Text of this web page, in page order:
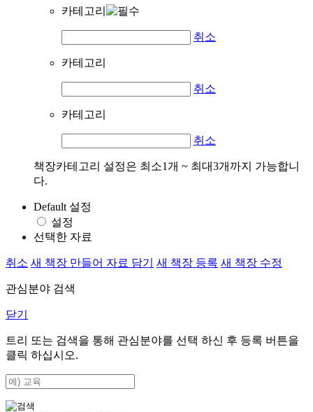
카테고리
취소
카테고리
취소
카테고리
취소
책장카테고리 설정은 최소1개 ~ 최대3개까지 가능합니
다.
Default 설정
설정
선택한 자료
취소 새 책장 만들어 자료 담기 새 책장 등록 새 책장 수정
관심분야 검색
닫기
트리 또는 검색을 통해 관심분야를 선택 하신 후 등록 버튼을
클릭 하십시오.